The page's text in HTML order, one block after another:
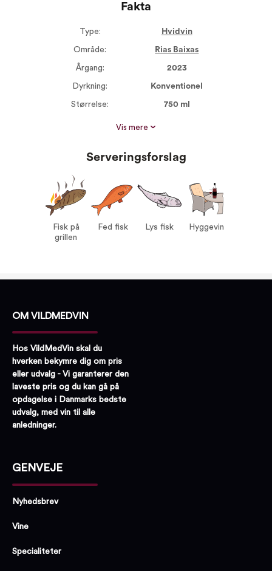
Fakta
Type: Hvidvin
Område: Rias Baixas
Årgang: 2023
Dyrkning: Konventionel
Størrelse: 750 ml
Serveres ved: 8-10°C
Vin til:
Fed fisk
Lys fisk
Hyggevin
Vis mere
Serveringsforslag
Fisk på
grillen
Fed fisk Lys fisk Hyggevin
OM VILDMEDVIN
Hos VildMedVin skal du
hverken bekymre dig om pris
eller udvalg - Vi garanterer den
laveste pris og du kan gå på
opdagelse i Danmarks bedste
udvalg, med vin til alle
anledninger.
GENVEJE
Nyhedsbrev
Vine
Specialiteter